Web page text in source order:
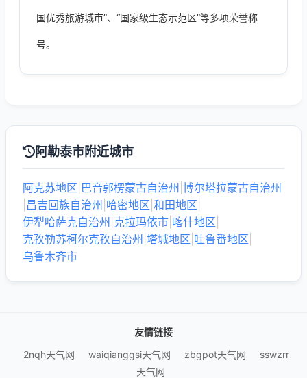
国优秀旅游城市”、“国家级生态示范区”等多项荣誉称
号。
阿勒泰市附近城市
阿克苏地区 巴音郭楞蒙古自治州 博尔塔拉蒙古自治州
昌吉回族自治州 哈密地区 和田地区
伊犁哈萨克自治州 克拉玛依市 喀什地区
克孜勒苏柯尔克孜自治州 塔城地区 吐鲁番地区
乌鲁木齐市
友情链接
2nqh天气网
waiqianggsi天气网 zbgpot天气网
sswzrr
天气网